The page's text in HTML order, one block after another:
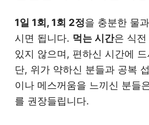
1일 1회, 1회 2정을 충분한 물
시면 됩니다. 먹는 시간은 식전
있지 않으며, 편하신 시간에
단, 위가 약하신 분들과 공복
이나 메스꺼움을 느끼신 분들
를 권장들립니다.